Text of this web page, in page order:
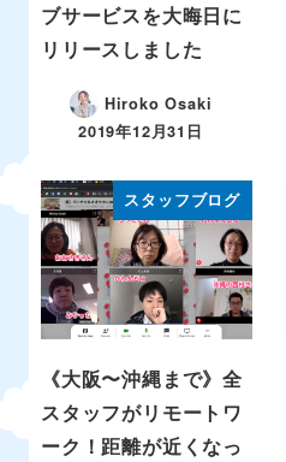
ブサービスを大晦日に
リリースしました
Hiroko Osaki
2019年12月31日
スタッフブログ
《大阪〜沖縄まで》全
スタッフがリモートワ
ーク！距離が近くなっ